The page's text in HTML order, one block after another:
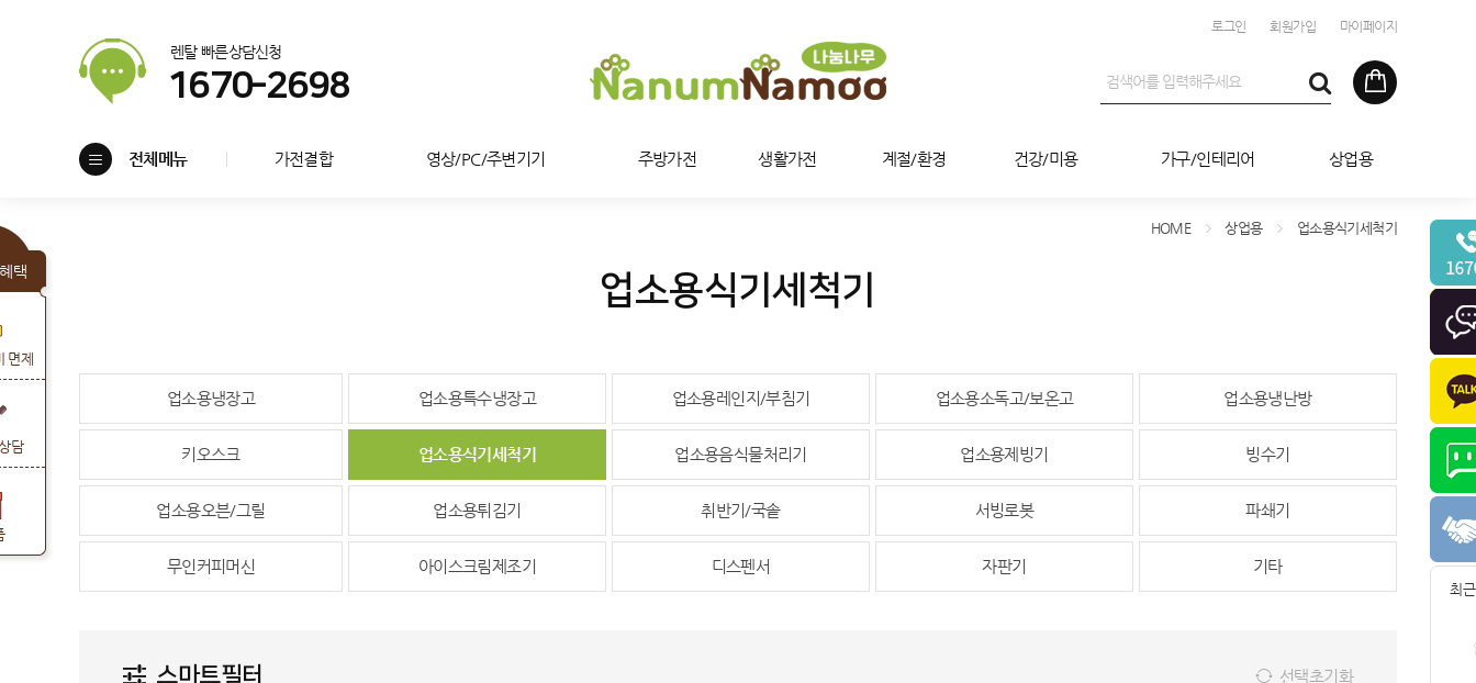
로그인 회원가입 마이페이지
렌탈 빠른상담신청
1670-2698
전체메뉴 가전결합 영상/PC/주변기기 주방가전 생활가전 계절/환경 건강/미용 가구/인테리어 상업용
택
면제
담
최
업소용식기세척기
HOME 상업용 업소용식기세척기
업소용냉장고 업소용특수냉장고 업소용레인지/부침기 업소용소독고/보온고 업소용냉난방
키오스크 업소용식기세척기 업소용음식물처리기 업소용제빙기 빙수기
업소용오븐/그릴 업소용튀김기 취반기/국솥 서빙로봇 파쇄기
무인커피머신 아이스크림제조기 디스펜서 자판기 기타
스마트필터 선택초기화